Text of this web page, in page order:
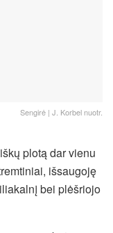
Sengirė | J. Korbel nuotr.
plotą dar vienu
išsaugoję
bei plėšriojo